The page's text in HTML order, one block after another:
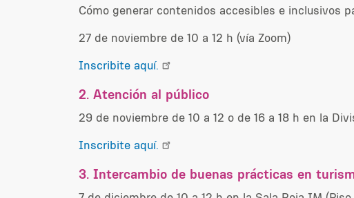
Cómo generar contenidos accesibles e inclusivos
27 de noviembre de 10 a 12 h (vía Zoom)
Inscribite aquí.
2. Atención al público
29 de noviembre de 10 a 12 o de 16 a 18 h en la
Inscribite aquí.
3. Intercambio de buenas prácticas en